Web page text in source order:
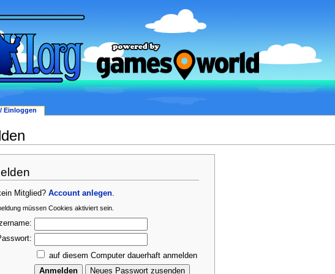
Mitglied?Account anlegen
müssen Cookies aktiviert sein.
auf diesem Computer dauerhaft anmelden
Einloggen